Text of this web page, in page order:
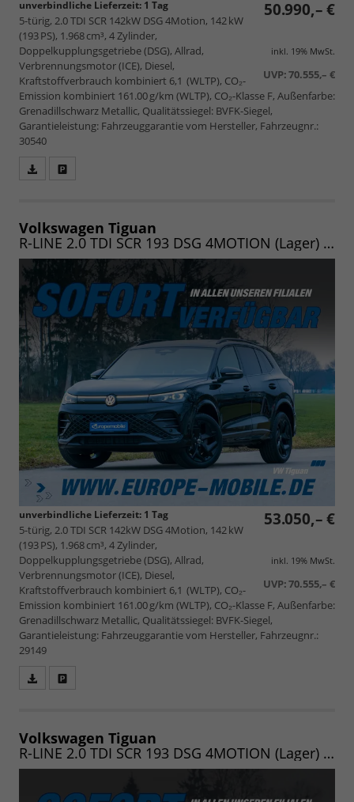
50.990,– €
inkl. 19% MwSt.
UVP:70.555,– €
unverbindliche Lieferzeit: 1 Tag
5-türig, 2.0 TDI SCR 142kW DSG 4Motion, 142 kW
(193 PS), 1.968 cm³, 4 Zylinder,
Doppelkupplungsgetriebe (DSG), Allrad,
Verbrennungsmotor (ICE), Diesel,
Kraftstoffverbrauch kombiniert 6,1 (WLTP), CO₂-
Emission kombiniert 161.00 g/km (WLTP), CO₂-Klasse F, Außenfarbe:
Grenadillschwarz Metallic, Qualitätssiegel: BVFK-Siegel,
Garantieleistung: Fahrzeuggarantie vom Hersteller, Fahrzeugnr.:
30540
speichern/drucken
Volkswagen Tiguan
R-LINE 2.0 TDI SCR 193 DSG 4MOTION (Lager) NAV/MATRIX/PANO/19"/KOMFORT/WINTER/LED/UVM.
53.050,– €
inkl. 19% MwSt.
UVP:70.555,– €
unverbindliche Lieferzeit: 1 Tag
5-türig, 2.0 TDI SCR 142kW DSG 4Motion, 142 kW
(193 PS), 1.968 cm³, 4 Zylinder,
Doppelkupplungsgetriebe (DSG), Allrad,
Verbrennungsmotor (ICE), Diesel,
Kraftstoffverbrauch kombiniert 6,1 (WLTP), CO₂-
Emission kombiniert 161.00 g/km (WLTP), CO₂-Klasse F, Außenfarbe:
Grenadillschwarz Metallic, Qualitätssiegel: BVFK-Siegel,
Garantieleistung: Fahrzeuggarantie vom Hersteller, Fahrzeugnr.:
29149
speichern/drucken
Volkswagen Tiguan
R-LINE 2.0 TDI SCR 193 DSG 4MOTION (Lager) NAV/MATRIX/PANO/19"/KOMFORT/WINTER/LED/UVM.